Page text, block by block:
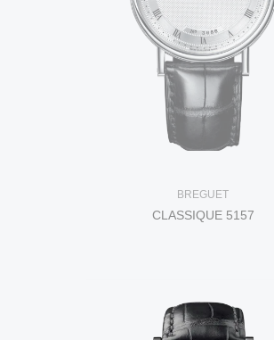
BREGUET
CLASSIQUE 5157